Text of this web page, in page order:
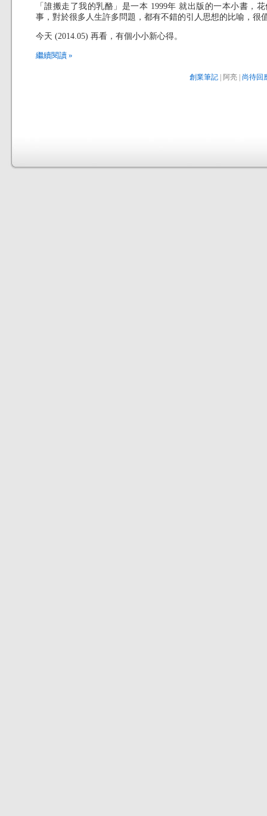
「誰搬走了我的乳酪」是一本 1999年 就出版的一本小書，
事，對於很多人生許多問題，都有不錯的引人思想的比喻，很
今天 (2014.05) 再看，有個小小新心得。
繼續閱讀 »
創業筆記| 阿亮 | 尚待回